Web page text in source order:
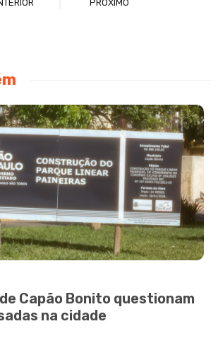
PRÓXIMO
Capão Bonito questionam
na cidade